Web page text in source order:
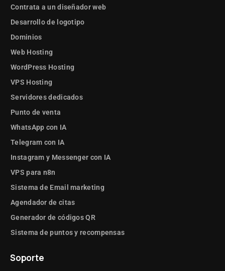
Contrata a un diseñador web
Desarrollo de logotipo
Dominios
Web Hosting
WordPress Hosting
VPS Hosting
Servidores dedicados
Punto de venta
WhatsApp con IA
Telegram con IA
Instagram y Messenger con IA
VPS para n8n
Sistema de Email marketing
Agendador de citas
Generador de códigos QR
Sistema de puntos y recompensas
Soporte